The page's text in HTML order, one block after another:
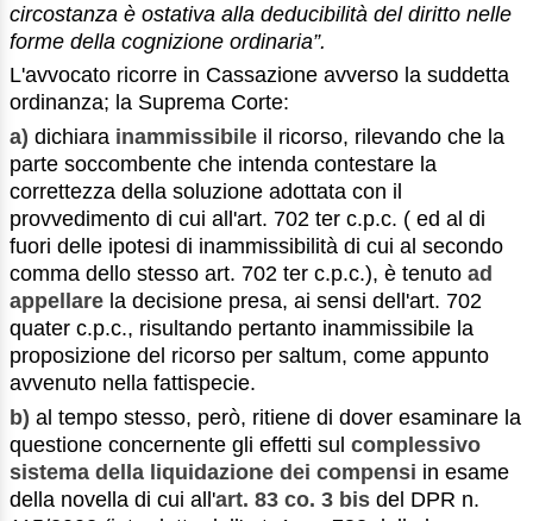
circostanza è ostativa alla deducibilità del diritto nelle
forme della cognizione ordinaria”.
L'avvocato ricorre in Cassazione avverso la suddetta
ordinanza; la Suprema Corte:
a) dichiara inammissibile il ricorso, rilevando che la
parte soccombente che intenda contestare la
correttezza della soluzione adottata con il
provvedimento di cui all'art. 702 ter c.p.c. ( ed al di
fuori delle ipotesi di inammissibilità di cui al secondo
comma dello stesso art. 702 ter c.p.c.), è tenuto ad
appellare la decisione presa, ai sensi dell'art. 702
quater c.p.c., risultando pertanto inammissibile la
proposizione del ricorso per saltum, come appunto
avvenuto nella fattispecie.
b) al tempo stesso, però, ritiene di dover esaminare la
questione concernente gli effetti sul complessivo
sistema della liquidazione dei compensi in esame
della novella di cui all'art. 83 co. 3 bis del DPR n.